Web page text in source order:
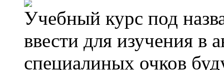
Учебный курс под
ввести для изучения
специалиных очков